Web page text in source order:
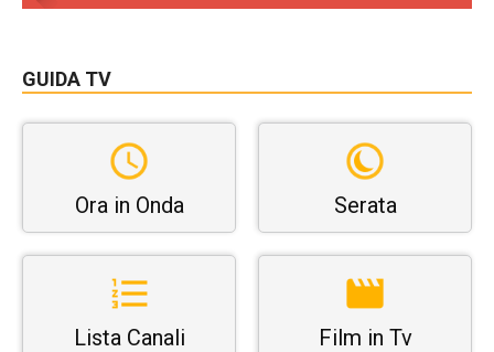
GUIDA TV
Ora in Onda Serata
Lista Canali Film in Tv